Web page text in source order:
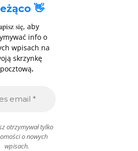
👋
się, aby
info o
wpisach na
skrzynkę
pocztową.
otrzymywał tylko
o nowych
wpisach.